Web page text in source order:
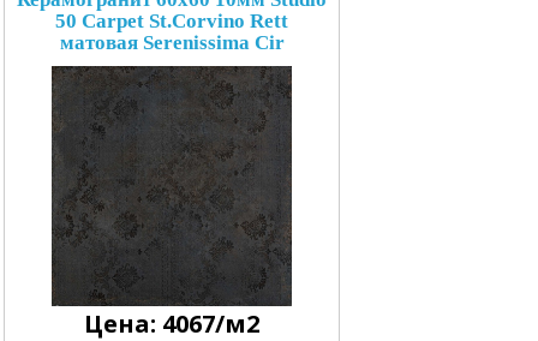
50 Carpet St.Corvino Rett
матовая Serenissima Cir
Цена: 4067/м2